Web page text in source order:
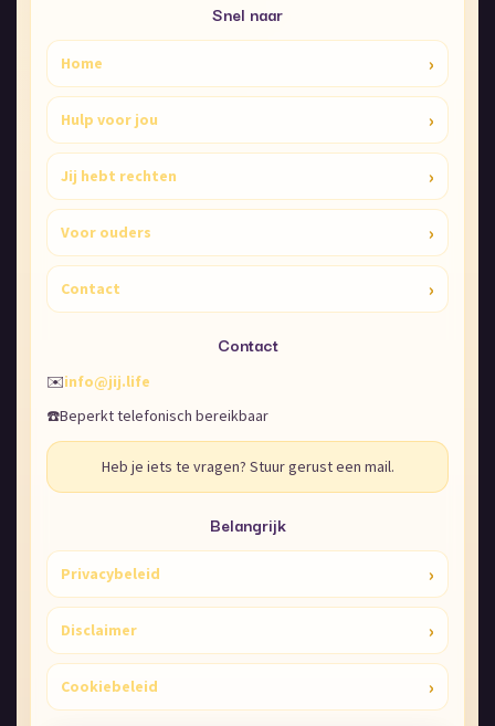
Snel naar
Home ›
Hulp voor jou ›
Jij hebt rechten ›
Voor ouders ›
Contact ›
Contact
✉️info@jij.life
☎️Beperkt telefonisch bereikbaar
Heb je iets te vragen? Stuur gerust een mail.
Belangrijk
Privacybeleid ›
Disclaimer ›
Cookiebeleid ›